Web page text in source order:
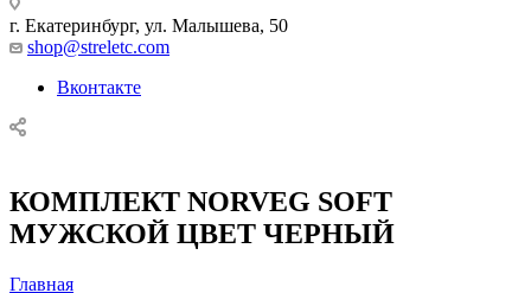
г. Екатеринбург, ул. Малышева, 50
shop@streletc.com
Вконтакте
КОМПЛЕКТ NORVEG SOFT
МУЖСКОЙ ЦВЕТ ЧЕРНЫЙ
Главная